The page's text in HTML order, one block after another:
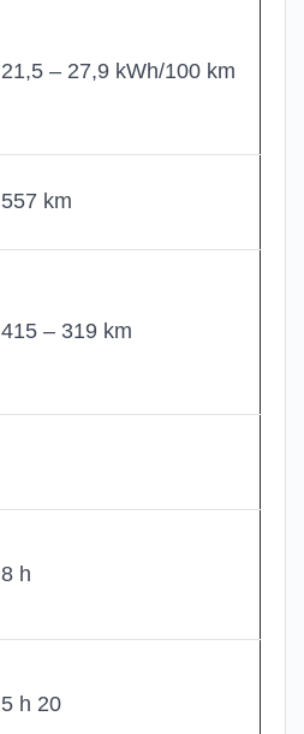
21,5 – 27,9 kWh/100 km
557 km
415 – 319 km
8 h
5 h 20